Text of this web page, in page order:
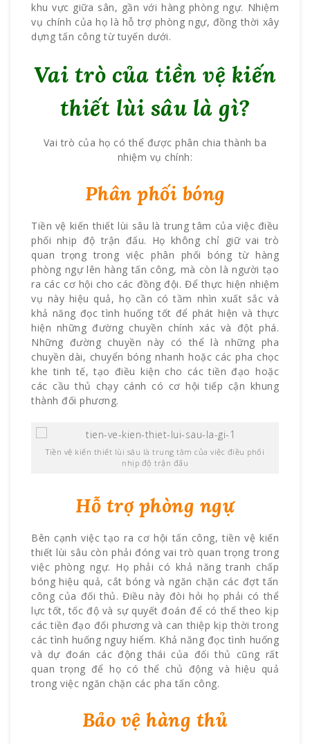
khu vực giữa sân, gần với hàng phòng ngự. Nhiệm
vụ chính của họ là hỗ trợ phòng ngự, đồng thời xây
dựng tấn công từ tuyến dưới.
Vai trò của tiền vệ kiến
thiết lùi sâu là gì?
Vai trò của họ có thể được phân chia thành ba
nhiệm vụ chính:
Phân phối bóng
Tiền vệ kiến thiết lùi sâu là trung tâm của việc điều
phối nhịp độ trận đấu. Họ không chỉ giữ vai trò
quan trọng trong việc phân phối bóng từ hàng
phòng ngự lên hàng tấn công, mà còn là người tạo
ra các cơ hội cho các đồng đội. Để thực hiện nhiệm
vụ này hiệu quả, họ cần có tầm nhìn xuất sắc và
khả năng đọc tình huống tốt để phát hiện và thực
hiện những đường chuyền chính xác và đột phá.
Những đường chuyền này có thể là những pha
chuyền dài, chuyển bóng nhanh hoặc các pha chọc
khe tinh tế, tạo điều kiện cho các tiền đạo hoặc
các cầu thủ chạy cánh có cơ hội tiếp cận khung
thành đối phương.
Tiền vệ kiến thiết lùi sâu là trung tâm của việc điều phối
nhịp độ trận đấu
Hỗ trợ phòng ngự
Bên cạnh việc tạo ra cơ hội tấn công, tiền vệ kiến
thiết lùi sâu còn phải đóng vai trò quan trọng trong
việc phòng ngự. Họ phải có khả năng tranh chấp
bóng hiệu quả, cắt bóng và ngăn chặn các đợt tấn
công của đối thủ. Điều này đòi hỏi họ phải có thể
lực tốt, tốc độ và sự quyết đoán để có thể theo kịp
các tiền đạo đối phương và can thiệp kịp thời trong
các tình huống nguy hiểm. Khả năng đọc tình huống
và dự đoán các động thái của đối thủ cũng rất
quan trọng để họ có thể chủ động và hiệu quả
trong việc ngăn chặn các pha tấn công.
Bảo vệ hàng thủ